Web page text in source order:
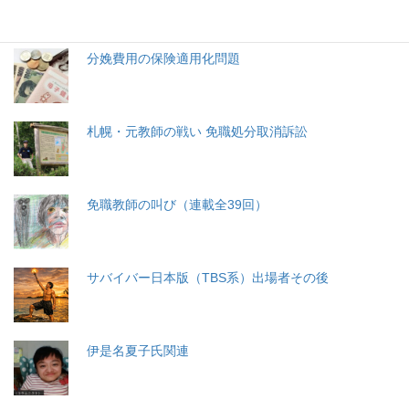
分娩費用の保険適用化問題
札幌・元教師の戦い 免職処分取消訴訟
免職教師の叫び（連載全39回）
サバイバー日本版（TBS系）出場者その後
伊是名夏子氏関連